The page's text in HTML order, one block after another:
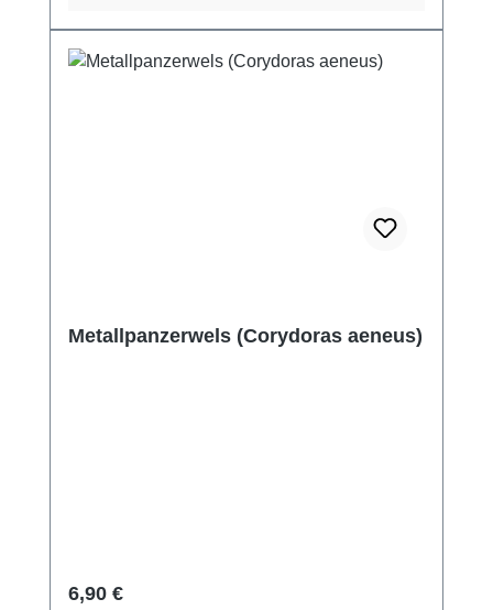
Metallpanzerwels (Corydoras aeneus)
Regulärer Preis:
6,90 €